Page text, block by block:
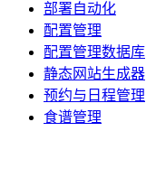
部署自动化
配置管理
配置管理数据库
静态网站生成器
预约与日程管理
食谱管理